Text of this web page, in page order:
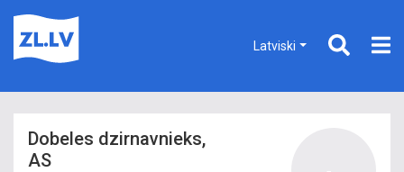
Latviski
Dobeles dzirnavnieks,
AS